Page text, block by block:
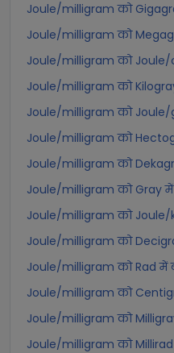
Joule/milligram को
Joule/milligram को
Joule/milligram को
Joule/milligram को
Joule/milligram को
Joule/milligram को
Joule/milligram को
Joule/milligram को Gray
Joule/milligram को
Joule/milligram को
Joule/milligram को Rad में
Joule/milligram को
Joule/milligram को
Joule/milligram को